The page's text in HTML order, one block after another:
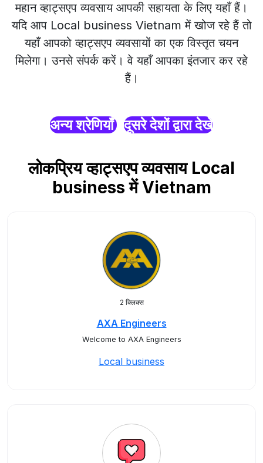
महान व्हाट्सएप व्यवसाय आपकी सहायता के लिए यहाँ हैं।
यदि आप Local business Vietnam में खोज रहे हैं तो
यहाँ आपको व्हाट्सएप व्यवसायों का एक विस्तृत चयन
मिलेगा। उनसे संपर्क करें। वे यहाँ आपका इंतजार कर रहे
हैं।
अन्य श्रेणियाँ दूसरे देशों द्वारा देखें
लोकप्रिय व्हाट्सएप व्यवसाय Local
business में Vietnam
2 क्लिक्स
AXA Engineers
Welcome to AXA Engineers
Local business